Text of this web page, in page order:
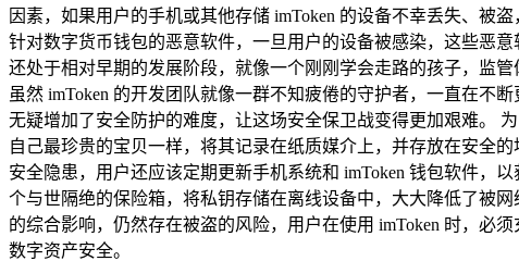
因素，如果用户的手机或其他存储 imToken 的设备不幸丢失、被
针对数字货币钱包的恶意软件，一旦用户的设备被感染，这些恶
还处于相对早期的发展阶段，就像一个刚刚学会走路的孩子，监
虽然 imToken 的开发团队就像一群不知疲倦的守护者，一直在不
无疑增加了安全防护的难度，让这场安全保卫战变得更加艰难。
自己最珍贵的宝贝一样，将其记录在纸质媒介上，并存放在安全
安全隐患，用户还应该定期更新手机系统和 imToken 钱包软件，
个与世隔绝的保险箱，将私钥存储在离线设备中，大大降低了被
的综合影响，仍然存在被盗的风险，用户在使用 imToken 时，必
数字资产安全。